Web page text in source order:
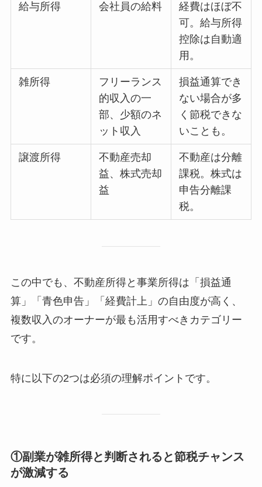
給与所得 会社員の給料
経費はほぼ不
可。給与所得
控除は自動適
用。
雑所得
フリーランス
的収入の一
部、少額のネ
ット収入
損益通算でき
ない場合が多
く節税できな
いことも。
譲渡所得
不動産売却
益、株式売却
益
不動産は分離
課税。株式は
申告分離課
税。
この中でも、不動産所得と事業所得は「損益通
算」「青色申告」「経費計上」の自由度が高く、
複数収入のオーナーが最も活用すべきカテゴリー
です。
特に以下の2つは必須の理解ポイントです。
①副業が雑所得と判断されると節税チャンス
が激減する